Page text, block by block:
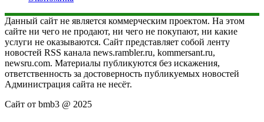
Данный сайт не является коммерческим проектом. На этом
сайте ни чего не продают, ни чего не покупают, ни какие
услуги не оказываются. Сайт представляет собой ленту
новостей RSS канала news.rambler.ru, kommersant.ru,
newsru.com. Материалы публикуются без искажения,
ответственность за достоверность публикуемых новостей
Администрация сайта не несёт.
Сайт от bmb3 @ 2025